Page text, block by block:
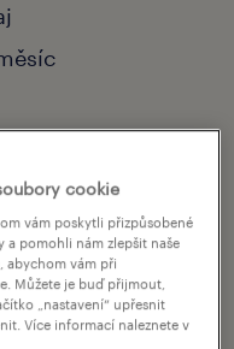
cookie
vám poskytli přizpůsobené
a pomohli nám zlepšit naše
abychom vám při
Můžete je buď přijmout,
„nastavení“ upřesnit
Více informací naleznete v